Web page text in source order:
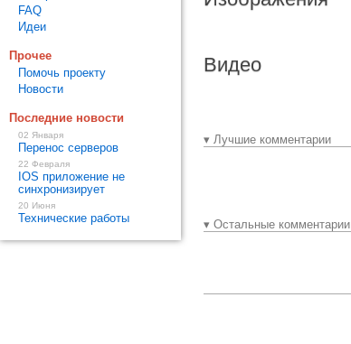
Видео
▾ Лучшие комментарии
▾ Остальные комментарии
FAQ
Идеи
Прочее
Помочь проекту
Новости
Последние новости
02 Января
Перенос серверов
22 Февраля
IOS приложение не
синхронизирует
20 Июня
Технические работы